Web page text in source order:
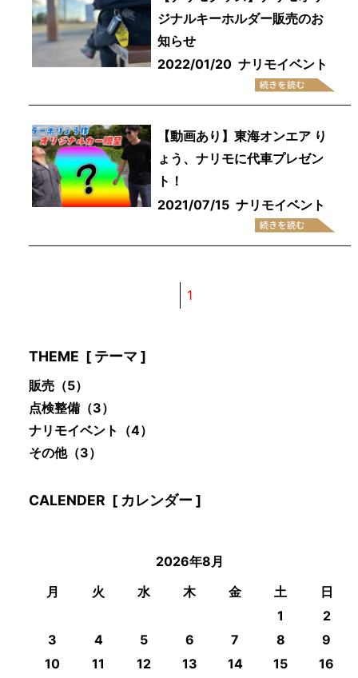
ジナルキーホルダー販売のお
知らせ
2022/01/20 ナリモイベント
【動画あり】東海オンエア り
ょう、ナリモに代車プレゼン
ト！
2021/07/15 ナリモイベント
1
THEME [ テーマ ]
販売（5）
点検整備（3）
ナリモイベント
（4）
その他（3）
CALENDER [ カレンダー ]
2026年8月
月
火 水 木 金 土
日
1
2
3
4 5 6 7 8
9
10
11 12 13 14 15
16